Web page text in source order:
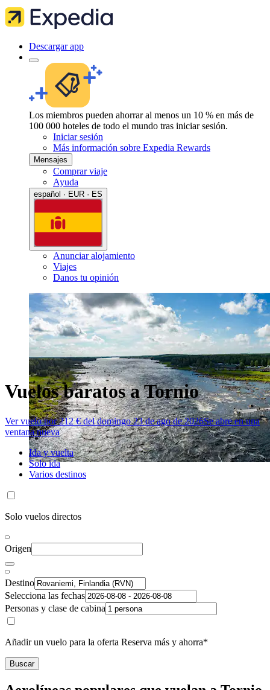
Descargar app
Los miembros pueden ahorrar al menos un 10 % en más de
100 000 hoteles de todo el mundo tras iniciar sesión.
Iniciar sesión
Más información sobre Expedia Rewards
Mensajes
Comprar viaje
Ayuda
español · EUR · ES
Anunciar alojamiento
Viajes
Danos tu opinión
Vuelos baratos a Tornio
Ver vuelo por 212 € del domingo 23 de ago de 2026Se abre en una
ventana nueva
Ida y vuelta
Solo ida
Varios destinos
Solo vuelos directos
Origen
Destino
Selecciona las fechas
Personas y clase de cabina
Añadir un vuelo para la oferta Reserva más y ahorra*
Buscar